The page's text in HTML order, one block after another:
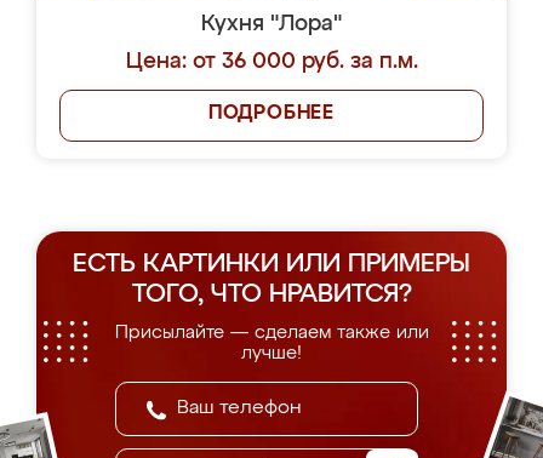
Кухня "Лора"
Цена: от 36 000 руб. за п.м.
ПОДРОБНЕЕ
ЕСТЬ КАРТИНКИ ИЛИ ПРИМЕРЫ
ТОГО, ЧТО НРАВИТСЯ?
Присылайте — сделаем также или
лучше!